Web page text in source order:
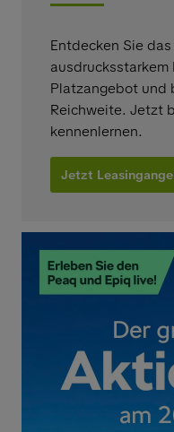
Entdecken Sie
ausdrucksstarkem
Platzangebot und
Reichweite. Jetzt
kennenlernen.
Jetzt